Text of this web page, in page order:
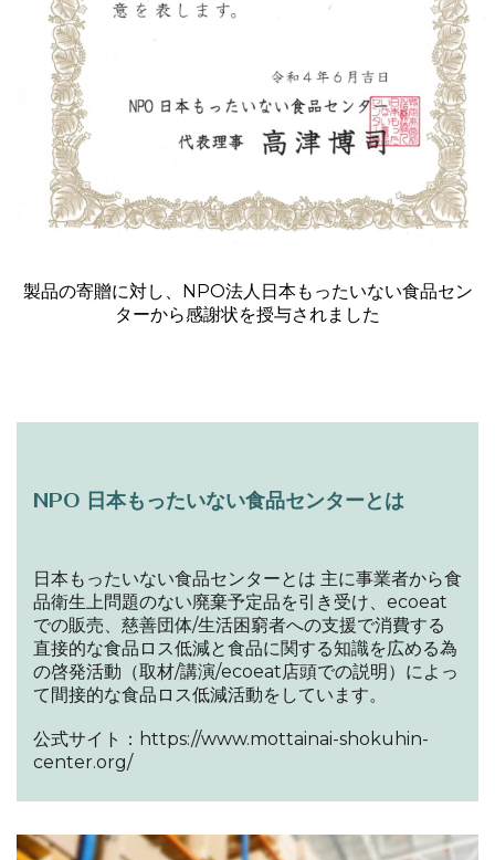
製品の寄贈に対し、NPO法人日本もったいない食品セン
ターから感謝状を授与されました
NPO 日本もったいない食品センターとは
日本もったいない食品センターとは 主に事業者から食
品衛生上問題のない廃棄予定品を引き受け、ecoeat
での販売、慈善団体/生活困窮者への支援で消費する
直接的な食品ロス低減と食品に関する知識を広める為
の啓発活動（取材/講演/ecoeat店頭での説明）によっ
て間接的な食品ロス低減活動をしています。
公式サイト： https://www.mottainai-shokuhin-
center.org/